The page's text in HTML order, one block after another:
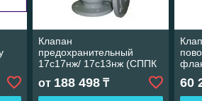
Клапан
предохранительный
17с17нж/ 17с13нж (СППК
от 188 498₸ 60